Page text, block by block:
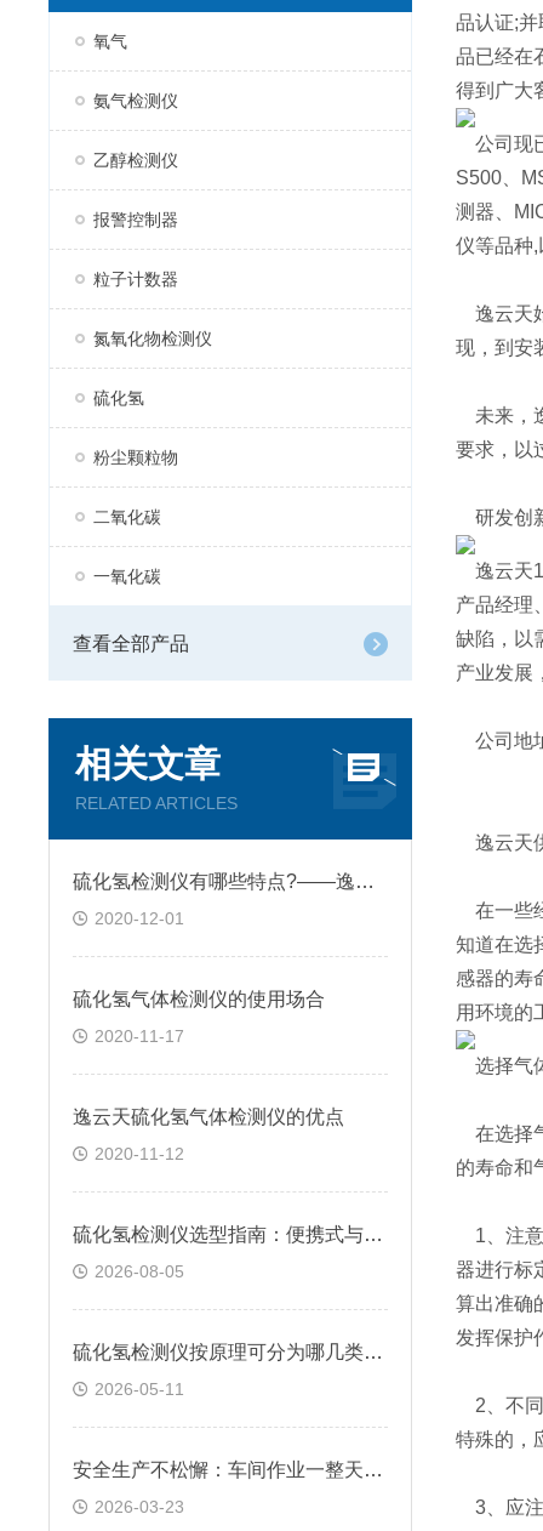
氧气
氨气检测仪
乙醇检测仪
报警控制器
粒子计数器
氮氧化物检测仪
硫化氢
粉尘颗粒物
二氧化碳
一氧化碳
查看全部产品
相关文章
RELATED ARTICLES
硫化氢检测仪有哪些特点?——逸云天分享
2020-12-01
硫化氢气体检测仪的使用场合
2020-11-17
逸云天硫化氢气体检测仪的优点
2020-11-12
硫化氢检测仪选型指南：便携式与固定式怎么选？逸云天自研方案给出答案
2026-08-05
硫化氢检测仪按原理可分为哪几类？快来看看
2026-05-11
安全生产不松懈：车间作业一整天，硫化氢检测仪续航跟得上吗？
2026-03-23
品认证;
品已经在
得到广大
公司现
S500、
测器、
仪等品种
逸云天
现，到安
未来，
要求，以
研发创
逸云天
产品经理
缺陷，以
产业发展
公司地
逸云天
在一些
知道在选
感器的寿
用环境的
选择气
在选择
的寿命和
1、注意
器进行标
算出准确
发挥保护
2、不同
特殊的，
3、应注